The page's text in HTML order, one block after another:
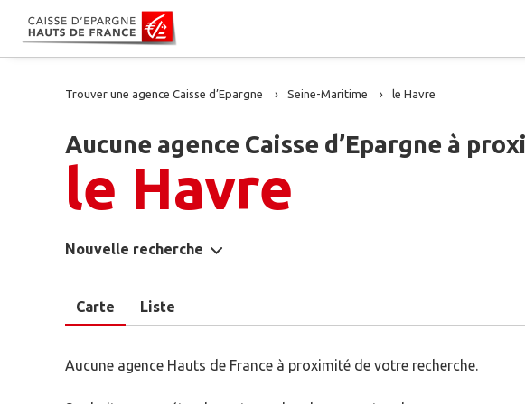
Trouver une agence Caisse d’Epargne Seine-Maritime le Havre
Aucune agence Caisse d’Epargne à
le Havre
Nouvelle recherche
Carte Liste
Aucune agence Hauts de France à proximité de votre recherche.